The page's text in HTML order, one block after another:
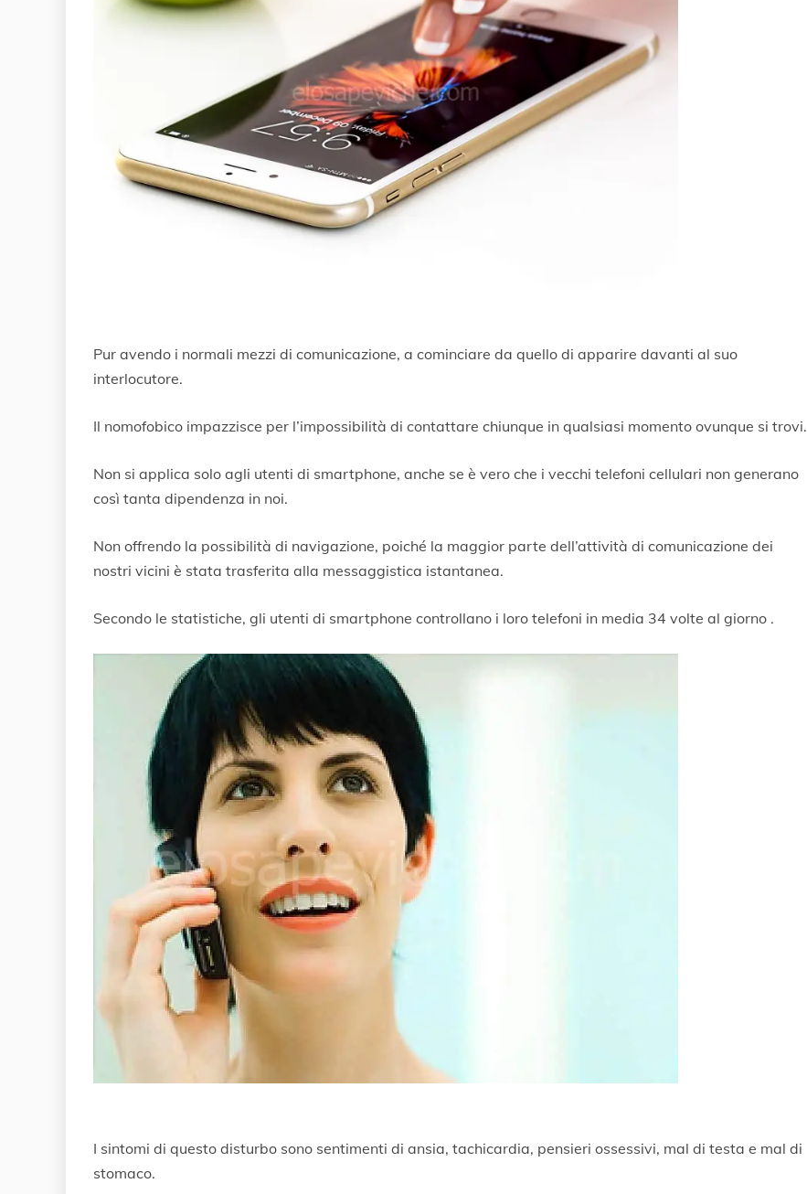
Pur avendo i normali mezzi di comunicazione, a cominciare da quello di apparire davanti al suo
interlocutore.
Il nomofobico impazzisce per l’impossibilità di contattare chiunque in qualsiasi momento ovunque si trovi.
Non si applica solo agli utenti di smartphone, anche se è vero che i vecchi telefoni cellulari non generano
così tanta dipendenza in noi.
Non offrendo la possibilità di navigazione, poiché la maggior parte dell’attività di comunicazione dei
nostri vicini è stata trasferita alla messaggistica istantanea.
Secondo le statistiche, gli utenti di smartphone controllano i loro telefoni in media 34 volte al giorno .
I sintomi di questo disturbo sono sentimenti di ansia, tachicardia, pensieri ossessivi, mal di testa e mal di
stomaco.